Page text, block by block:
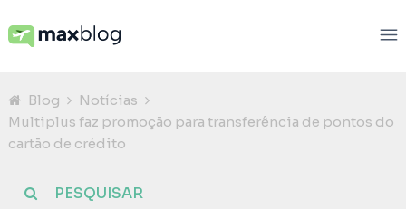
Blog
Notícias
Multiplus faz promoção para transferência de pontos do
cartão de crédito